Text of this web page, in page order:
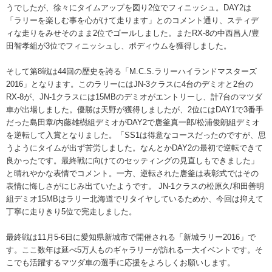
うでしたが、徐々にタイムアップを図り2位でフィニッシュ。DAY2は
「ラリーを楽しむ事を心がけて走ります」とのコメント通り、スティデ
ィな走りをみせそのまま2位でゴールしました。またRX-8の中西昌人/豊
田智孝組が3位でフィニッシュし、ポディウムを獲得しました。
そして第8戦は44回の歴史を誇る「M.C.S.ラリーハイランドマスターズ
2016」となります。このラリーにはJN-3クラスに4台のデミオと2台の
RX-8が、JN-1クラスには15MBのデミオがエントリーし、計7台のマツダ
車が出場しました。優勝は天野が獲得しましたが、2位にはDAY1で3番手
だった島田章/内藤雄樹組デミオがDAY2で唐釜真一郎/松浦俊朗組デミオ
を逆転して入賞となりました。「SS1は得意なコースだったのですが、思
うようにタイムが出ず苦労しました。なんとかDAY2の最初で逆転できて
良かったです。最終戦に向けてのセッティングの見直しもできました」
と晴れやかな表情でコメント。一方、逆転された唐釜は表彰式ではその
表情に悔しさがにじみ出ていたようです。 JN-1クラスの松原久/和田善明
組デミオ15MBはラリー北海道でリタイヤしているためか、今回は抑えて
丁寧に走りきり5位で完走しました。
最終戦は11月5-6日に愛知県新城市で開催される「新城ラリー2016」で
す。ここ数年は延べ5万人ものギャラリーが訪れる一大イベントです。そ
こでも活躍するマツダ車の選手に応援をよろしくお願いします。